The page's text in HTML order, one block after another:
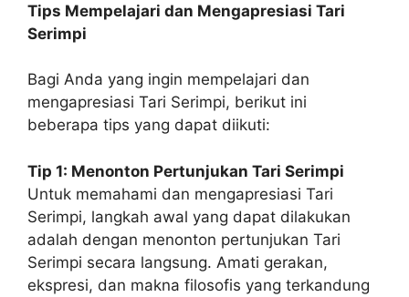
Tips Mempelajari dan Mengapresiasi Tari
Serimpi
Bagi Anda yang ingin mempelajari dan
mengapresiasi Tari Serimpi, berikut ini
beberapa tips yang dapat diikuti:
Tip 1: Menonton Pertunjukan Tari Serimpi
Untuk memahami dan mengapresiasi Tari
Serimpi, langkah awal yang dapat dilakukan
adalah dengan menonton pertunjukan Tari
Serimpi secara langsung. Amati gerakan,
ekspresi, dan makna filosofis yang terkandung